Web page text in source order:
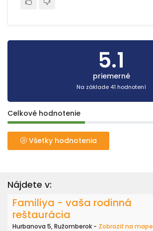
5.1
priemerné
Na základe 41 hodnotení
Celkové hodnotenie
Všetky hodnotenia
Nájdete v:
Familiya - vaša rodinná
reštaurácia
Hurbanova 5, Ružomberok - Zobraziť na mape